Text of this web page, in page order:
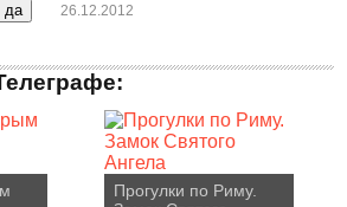
26.12.2012
Прогулки по Риму.